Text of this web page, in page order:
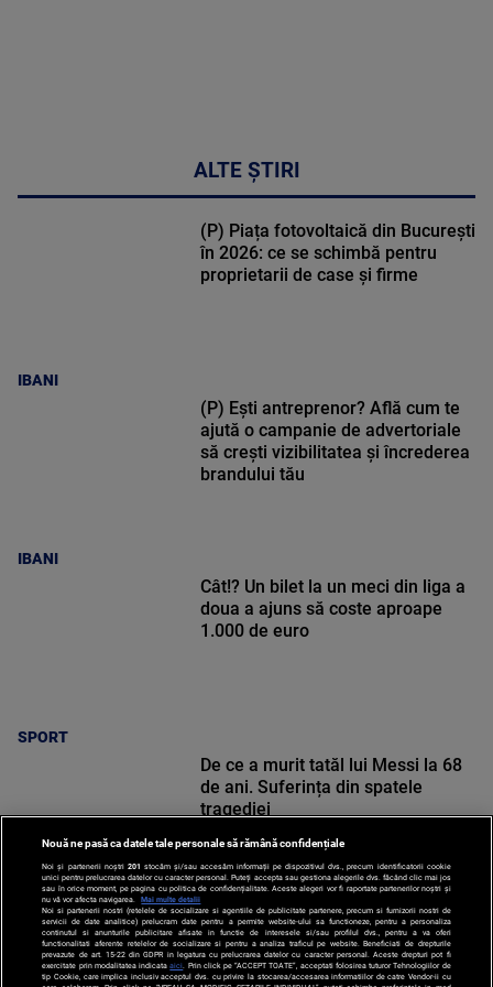
ALTE ȘTIRI
IBANI
(P) Piața fotovoltaică din București
în 2026: ce se schimbă pentru
proprietarii de case și firme
IBANI
(P) Ești antreprenor? Află cum te
ajută o campanie de advertoriale
să crești vizibilitatea și încrederea
brandului tău
SPORT
Cât!? Un bilet la un meci din liga a
doua a ajuns să coste aproape
1.000 de euro
SPORT
De ce a murit tatăl lui Messi la 68
de ani. Suferința din spatele
tragediei
Nouă ne pasă ca datele tale personale să rămână confidențiale
Noi și partenerii noștri 201 stocăm și/sau accesăm informații pe dispozitivul dvs., precum identificatorii cookie
unici pentru prelucrarea datelor cu caracter personal. Puteți accepta sau gestiona alegerile dvs. făcând clic mai jos
sau în orice moment, pe pagina cu politica de confidențialitate. Aceste alegeri vor fi raportate partenerilor noștri și
nu vă vor afecta navigarea.
Mai multe detalii
Noi si partenerii nostri (retelele de socializare si agentiile de publicitate partenere, precum si furnizorii nostri de
servicii de date analitice) prelucram date pentru a permite website-ului sa functioneze, pentru a personaliza
continutul si anunturile publicitare afisate in functie de interesele si/sau profilul dvs., pentru a va oferi
functionalitati aferente retelelor de socializare si pentru a analiza traficul pe website. Beneficiati de drepturile
prevazute de art. 15-22 din GDPR in legatura cu prelucrarea datelor cu caracter personal. Aceste drepturi pot fi
exercitate prin modalitatea indicataaici . Prin click pe “ACCEPT TOATE”, acceptati folosirea tuturor Tehnologiilor de
tip Cookie, care implica inclusiv acceptul dvs. cu privire la stocarea/accesarea informatiilor de catre Vendor-ii cu